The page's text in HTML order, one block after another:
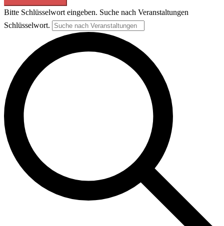
Bitte Schlüsselwort eingeben. Suche nach Veranstaltungen
Schlüsselwort.